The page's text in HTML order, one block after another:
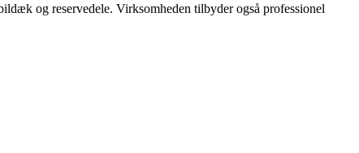
og reservedele. Virksomheden tilbyder også professionel